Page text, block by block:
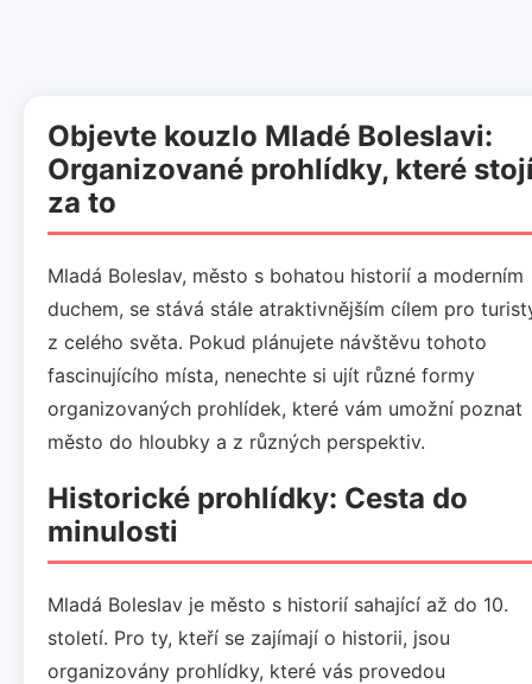
Objevte kouzlo Mladé Boleslavi:
Organizované prohlídky, které
za to
Mladá Boleslav, město s bohatou historií a moderním
duchem, se stává stále atraktivnějším cílem pro
z celého světa. Pokud plánujete návštěvu tohoto
fascinujícího místa, nenechte si ujít různé formy
organizovaných prohlídek, které vám umožní poznat
město do hloubky a z různých perspektiv.
Historické prohlídky: Cesta do
minulosti
Mladá Boleslav je město s historií sahající až do 10.
století. Pro ty, kteří se zajímají o historii, jsou
organizovány prohlídky, které vás provedou